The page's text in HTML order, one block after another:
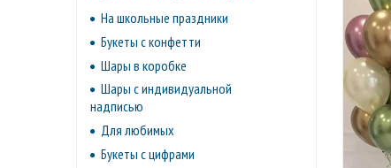
На школьные праздники
Букеты с конфетти
Шары в коробке
Шары с индивидуальной
надписью
Для любимых
Букеты с цифрами